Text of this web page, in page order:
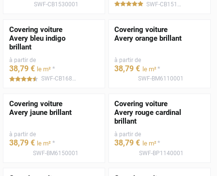
SWF-CB1530001 *****
Covering voiture
Avery bleu indigo
brillant
à partir de
38,79 € le m² *
***** SWF-CB1680001
Covering voiture
Avery orange brillant
à partir de
38,79 € le m²*
SWF-BM6110001
Covering voiture
Avery jaune brillant
à partir de
38,79 € le m² *
SWF-BM6150001
Covering voiture
Avery rouge cardinal
brillant
à partir de
38,79 € le m²*
SWF-BP1140001